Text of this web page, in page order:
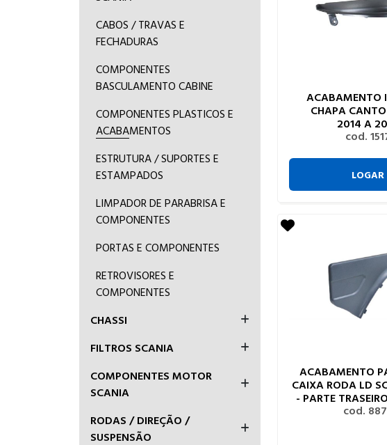
CABOS / TRAVAS E
FECHADURAS
COMPONENTES
BASCULAMENTO CABINE
COMPONENTES PLASTICOS E
ACABAMENTOS
ESTRUTURA / SUPORTES E
ESTAMPADOS
LIMPADOR DE PARABRISA E
COMPONENTES
PORTAS E COMPONENTES
RETROVISORES E
COMPONENTES
CHASSI
FILTROS SCANIA
COMPONENTES MOTOR
SCANIA
RODAS / DIREÇÃO /
SUSPENSÃO
ACABAMENTO
CHAPA
2014 A
cod.
LOGAR
ACABAMENTO
CAIXA RODA LD
- PARTE
cod.